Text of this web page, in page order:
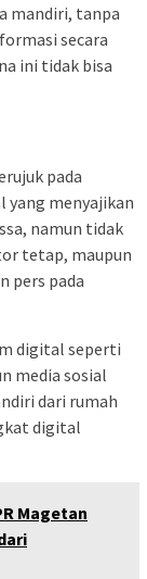
mandiri, tanpa
secara
ini tidak bisa
pada
menyajikan
namun tidak
tetap, maupun
pers pada
digital seperti
media sosial
dari rumah
digital
Magetan